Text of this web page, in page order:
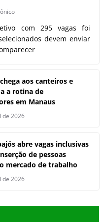
com 295 vagas foi
devem enviar
aos canteiros e
a rotina de
em Manaus
de 2026
abre vagas inclusivas
de pessoas
mercado de trabalho
de 2026